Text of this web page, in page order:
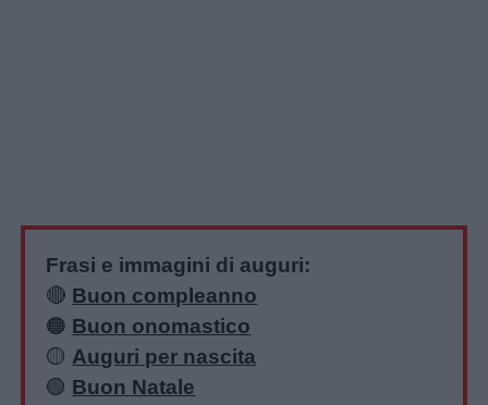
Frasi e immagini di auguri:
🔴 Buon compleanno
🟠 Buon onomastico
🟡 Auguri per nascita
🟢 Buon Natale